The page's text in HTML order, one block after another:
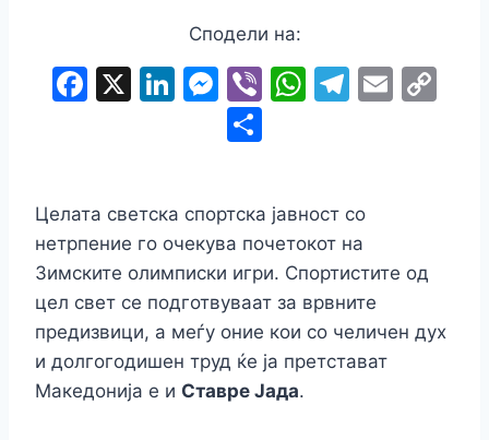
Сподели на:
F
b
o
o
k
X Li
dI
n
M
e
s
e
n
g
er
Vi W
A
p
p
T
a
m
E
e
Целата светска спортска јавност со
нетрпение го очекува почетокот на
Зимските олимписки игри. Спортистите од
цел свет се подготвуваат за врвните
предизвици, а меѓу оние кои со челичен дух
и долгогодишен труд ќе ја претстават
Македонија е и Ставре Јада.